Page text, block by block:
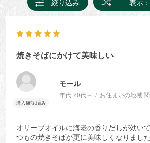
絞り込み 表示
焼きそばにかけて美味しい
モール
年代:70代～ お住まいの地域:
オリーブオイルに海老の香りだしが効い
つもの焼きそばが更に美味しくなりました